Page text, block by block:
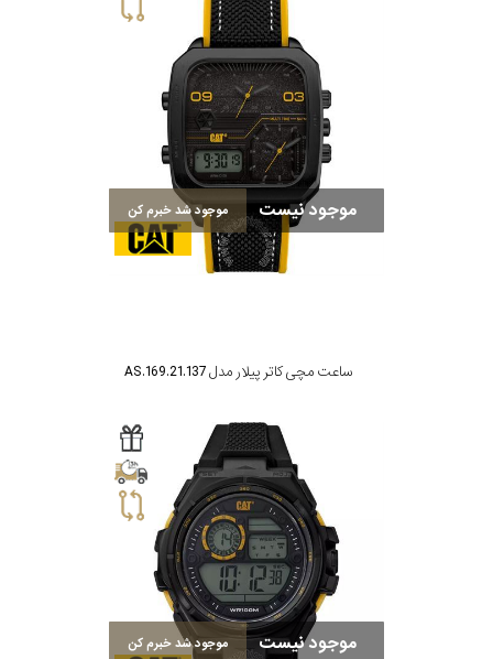
موجود نیست موجود شد خبرم کن
ساعت مچی کاتر پیلار مدل AS.169.21.137
موجود نیست موجود شد خبرم کن